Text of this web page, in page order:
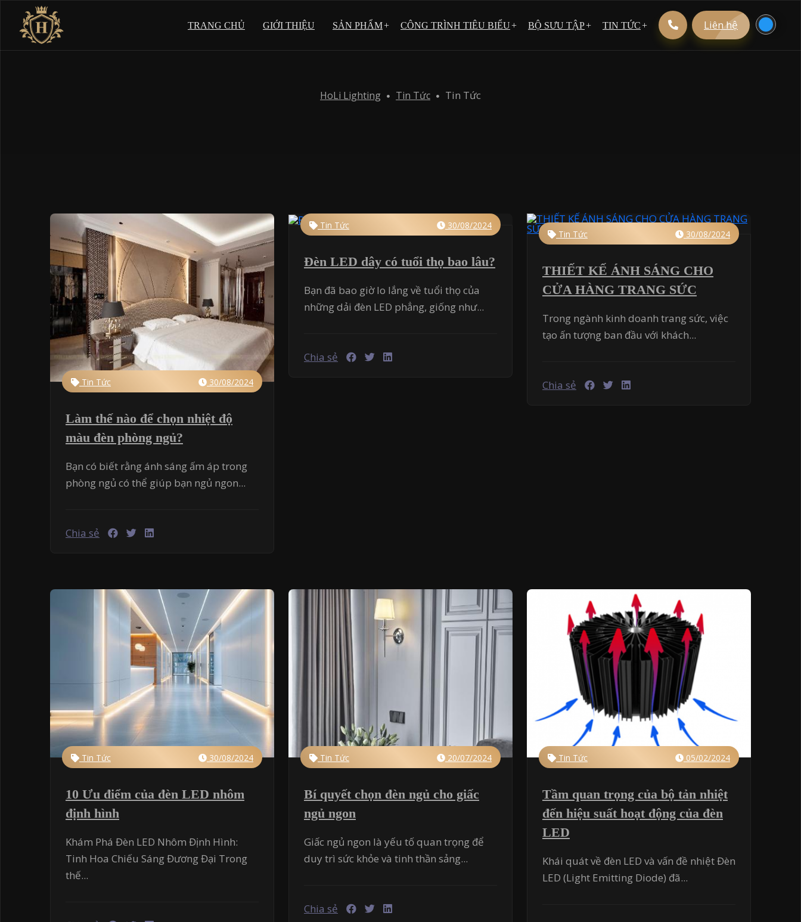
TRANG CHỦ GIỚI THIỆU SẢN PHẨM
Đèn Led thanh
Đèn âm nước
CÔNG TRÌNH TIÊU BIỂU BỘ SƯU TẬP TIN TỨC Liên hệ
HoLi Lighting Tin Tức Tin Tức
Tin Tức 30/08/2024
Làm thế nào để chọn nhiệt độ
màu đèn phòng ngủ?
Bạn có biết rằng ánh sáng ấm áp trong
phòng ngủ có thể giúp bạn ngủ ngon...
Chia sẻ
Tin Tức 30/08/2024
Đèn LED dây có tuổi thọ bao lâu?
Bạn đã bao giờ lo lắng về tuổi thọ của
những dải đèn LED phẳng, giống như...
Chia sẻ
Tin Tức 30/08/2024
THIẾT KẾ ÁNH SÁNG CHO
CỬA HÀNG TRANG SỨC
Trong ngành kinh doanh trang sức, việc
tạo ấn tượng ban đầu với khách...
Chia sẻ
Tin Tức 30/08/2024
10 Ưu điểm của đèn LED nhôm
định hình
Khám Phá Đèn LED Nhôm Định Hình:
Tinh Hoa Chiếu Sáng Đương Đại Trong
thế...
Tin Tức 20/07/2024
Bí quyết chọn đèn ngủ cho giấc
ngủ ngon
Giấc ngủ ngon là yếu tố quan trọng để
duy trì sức khỏe và tinh thần sảng...
Chia sẻ
Tin Tức 05/02/2024
Tầm quan trọng của bộ tản nhiệt
đến hiệu suất hoạt động của đèn
LED
Khái quát về đèn LED và vấn đề nhiệt Đèn
LED (Light Emitting Diode) đã...